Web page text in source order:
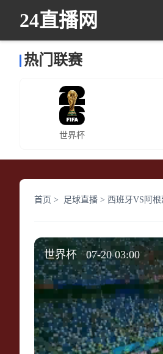
24直播网
热门联赛
世界杯
首页 > 足球直播 > 西班牙VS阿根
世界杯 07-20 03:00